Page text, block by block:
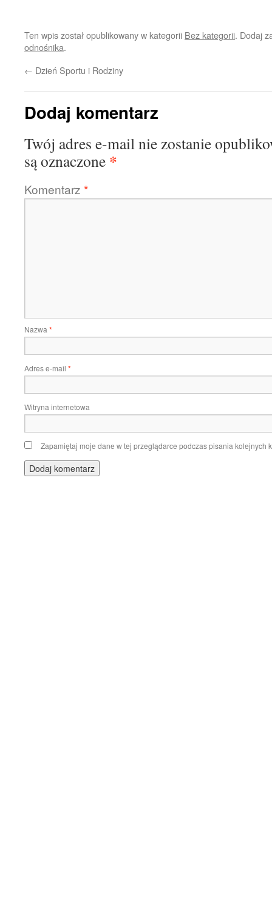
Ten wpis został opublikowany w kategorii Bez kategorii. Dodaj
odnośnika.
← Dzień Sportu i Rodziny
Dodaj komentarz
Twój adres e-mail nie zostanie
są oznaczone *
Komentarz *
Nazwa *
Adres e-mail *
Witryna internetowa
Zapamiętaj moje dane w tej przeglądarce podczas pisania kolejnych